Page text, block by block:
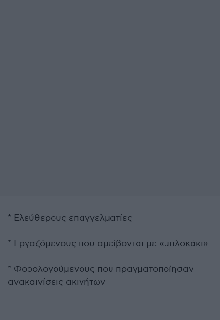
* Ελεύθερους επαγγελματίες
* Εργαζόμενους που αμείβονται με «μπλοκάκι»
* Φορολογούμενους που πραγματοποίησαν
ανακαινίσεις ακινήτων